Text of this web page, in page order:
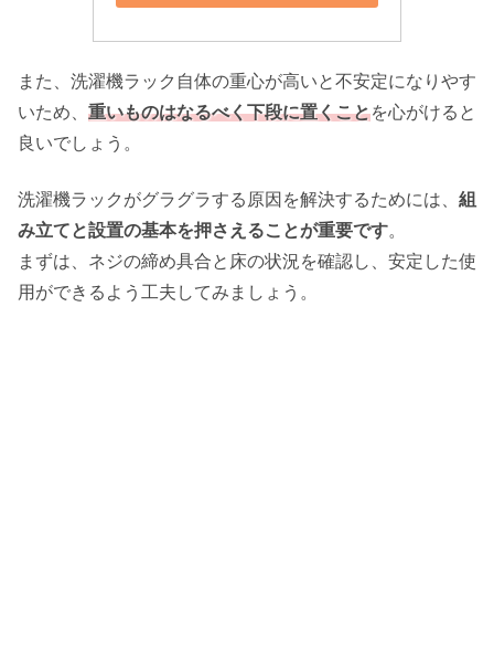
また、洗濯機ラック自体の重心が高いと不安定になりやす
いため、 重いものはなるべく下段に置くことを心がけると
良いでしょう。
洗濯機ラックがグラグラする原因を解決するためには、 組
み立てと設置の基本を押さえることが重要です。
まずは、ネジの締め具合と床の状況を確認し、安定した使
用ができるよう工夫してみましょう。